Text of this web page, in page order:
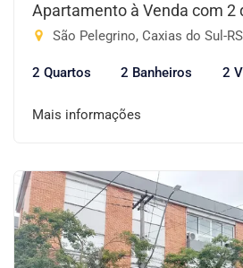
Apartamento à Venda com 2
São Pelegrino, Caxias do Sul-RS
2 Quartos 2 Banheiros 2
Mais informações